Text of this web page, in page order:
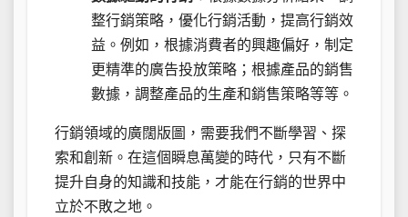
整行銷策略，優化行銷活動，提高行銷效
益。例如，根據消費者的興趣偏好，制定
更精準的廣告投放策略；根據產品的銷售
數據，調整產品的生產和銷售策略等等。
行銷領域的廣闊版圖，需要我們不斷學習、探
索和創新。在這個瞬息萬變的時代，只有不斷
提升自身的知識和技能，才能在行銷的世界中
立於不敗之地。